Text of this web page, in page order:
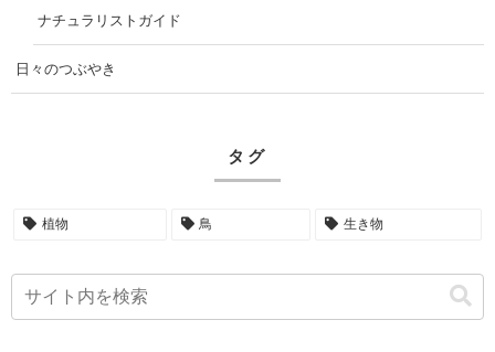
ナチュラリストガイド
日々のつぶやき
タグ
植物 鳥 生き物